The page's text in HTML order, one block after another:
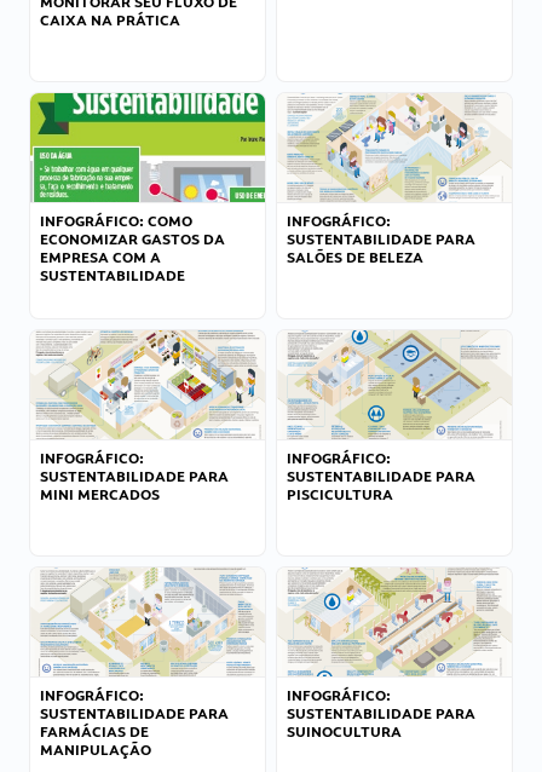
CAIXA NA PRÁTICA
INFOGRÁFICO: COMO
ECONOMIZAR GASTOS DA
EMPRESA COM A
SUSTENTABILIDADE
INFOGRÁFICO:
SUSTENTABILIDADE PARA
SALÕES DE BELEZA
INFOGRÁFICO:
SUSTENTABILIDADE PARA
MINI MERCADOS
INFOGRÁFICO:
SUSTENTABILIDADE PARA
PISCICULTURA
INFOGRÁFICO:
SUSTENTABILIDADE PARA
FARMÁCIAS DE
MANIPULAÇÃO
INFOGRÁFICO:
SUSTENTABILIDADE PARA
SUINOCULTURA